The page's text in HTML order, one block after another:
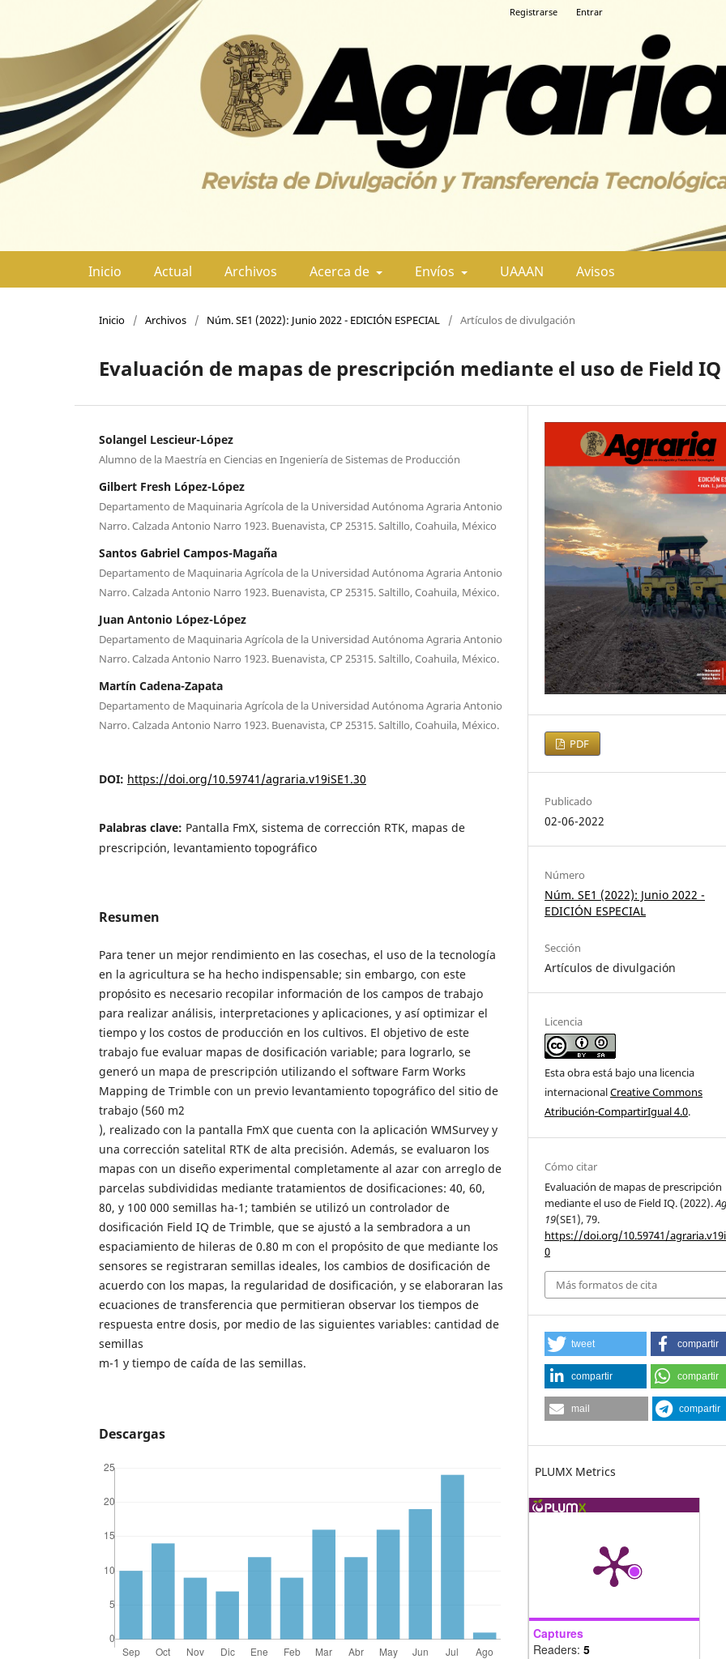
Inicio Actual Archivos Acerca de Envíos UAAAN Avisos
Registrarse Entrar
Inicio / Archivos / Núm. SE1 (2022): Junio 2022 - EDICIÓN ESPECIAL / Artículos de divulgación
Evaluación de mapas de prescripción mediante el uso de Field IQ
Solangel Lescieur-López
Alumno de la Maestría en Ciencias en Ingeniería de Sistemas de Producción
Gilbert Fresh López-López
Departamento de Maquinaria Agrícola de la Universidad Autónoma Agraria Antonio
Narro. Calzada Antonio Narro 1923. Buenavista, CP 25315. Saltillo, Coahuila, México
Santos Gabriel Campos-Magaña
Departamento de Maquinaria Agrícola de la Universidad Autónoma Agraria Antonio
Narro. Calzada Antonio Narro 1923. Buenavista, CP 25315. Saltillo, Coahuila, México.
Juan Antonio López-López
Departamento de Maquinaria Agrícola de la Universidad Autónoma Agraria Antonio
Narro. Calzada Antonio Narro 1923. Buenavista, CP 25315. Saltillo, Coahuila, México.
Martín Cadena-Zapata
Departamento de Maquinaria Agrícola de la Universidad Autónoma Agraria Antonio
Narro. Calzada Antonio Narro 1923. Buenavista, CP 25315. Saltillo, Coahuila, México.
DOI: https://doi.org/10.59741/agraria.v19iSE1.30
Palabras clave: Pantalla FmX, sistema de corrección RTK, mapas de
prescripción, levantamiento topográfico
Resumen
Para tener un mejor rendimiento en las cosechas, el uso de la tecnología
en la agricultura se ha hecho indispensable; sin embargo, con este
propósito es necesario recopilar información de los campos de trabajo
para realizar análisis, interpretaciones y aplicaciones, y así optimizar el
tiempo y los costos de producción en los cultivos. El objetivo de este
trabajo fue evaluar mapas de dosificación variable; para lograrlo, se
generó un mapa de prescripción utilizando el software Farm Works
Mapping de Trimble con un previo levantamiento topográfico del sitio de
trabajo (560 m2
), realizado con la pantalla FmX que cuenta con la aplicación WMSurvey y
una corrección satelital RTK de alta precisión. Además, se evaluaron los
mapas con un diseño experimental completamente al azar con arreglo de
parcelas subdivididas mediante tratamientos de dosificaciones: 40, 60,
80, y 100 000 semillas ha-1; también se utilizó un controlador de
dosificación Field IQ de Trimble, que se ajustó a la sembradora a un
espaciamiento de hileras de 0.80 m con el propósito de que mediante los
sensores se registraran semillas ideales, los cambios de dosificación de
acuerdo con los mapas, la regularidad de dosificación, y se elaboraran las
ecuaciones de transferencia que permitieran observar los tiempos de
respuesta entre dosis, por medio de las siguientes variables: cantidad de
semillas
m-1 y tiempo de caída de las semillas.
Descargas
PDF
Publicado
02-06-2022
Número
Núm. SE1 (2022): Junio 2022 -
EDICIÓN ESPECIAL
Sección
Artículos de divulgación
Licencia
Esta obra está bajo una licencia
internacionalCreative Commons
Atribución-CompartirIgual 4.0.
Cómo citar
Evaluación de mapas de prescripción
mediante el uso de Field IQ. (2022).
19(SE1), 79.
https://doi.org/10.59741/
0
Más formatos de cita
tweet compartir
compartir compartir
mail compartir
PLUMX Metrics
Captures
Readers: 5